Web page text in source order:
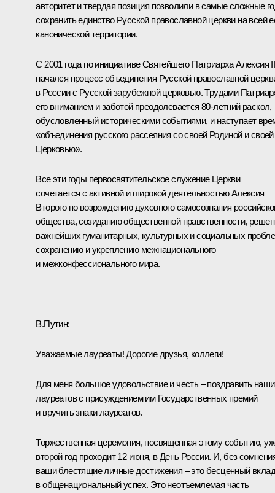
авторитет и твердая позиция позволили в самые сложные
сохранить единство Русской православной церкви на всей
канонической территории.
С 2001 года по инициативе Святейшего Патриарха Алексия II
начался процесс объединения Русской православной
в России с Русской зарубежной церковью. Трудами
его вниманием и заботой преодолевается 80-летний раскол,
обусловленный историческими событиями, и наступает
«объединения русского рассеяния со своей Родиной и своей
Церковью».
Все эти годы первосвятительское служение Церкви
сочетается с активной и широкой деятельностью Алексия
Второго по возрождению духовного самосознания
общества, созиданию общественной нравственности,
важнейших гуманитарных, культурных и социальных
сохранению и укреплению межнационального
и межконфессионального мира.
В.Путин:
Уважаемые лауреаты! Дорогие друзья, коллеги!
Для меня большое удовольствие и честь – поздравить
лауреатов с присуждением им Государственных премий
и вручить знаки лауреатов.
Торжественная церемония, посвященная этому событию,
второй год проходит 12 июня, в День России. И, без
ваши блестящие личные достижения – это бесценный вклад
в общенациональный успех. Это неотъемлемая часть